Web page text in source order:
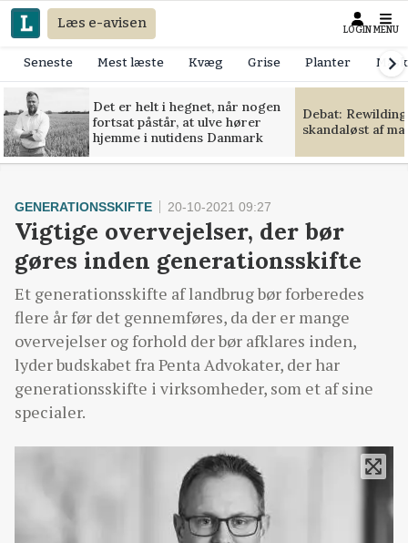
Læs e-avisen LOGIN MENU
Seneste Mest læste Kvæg Grise Planter
Det er helt i hegnet, når nogen
fortsat påstår, at ulve hører
hjemme i nutidens Danmark
Debat:
skandaløst af
GENERATIONSSKIFTE 20-10-2021 09:27
Vigtige overvejelser, der bør
gøres inden generationsskifte
Et generationsskifte af landbrug bør forberedes
flere år før det gennemføres, da der er mange
overvejelser og forhold der bør afklares inden,
lyder budskabet fra Penta Advokater, der har
generationsskifte i virksomheder, som et af sine
specialer.